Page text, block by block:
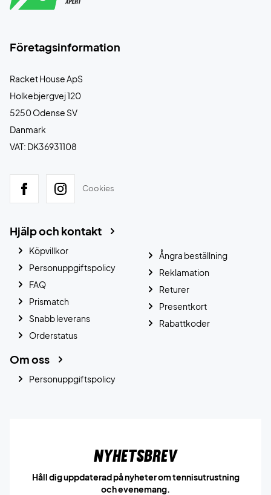
Företagsinformation
Racket House ApS
Holkebjergvej 120
5250 Odense SV
Danmark
VAT: DK36931108
Cookies
Hjälp och kontakt
Köpvillkor
Personuppgiftspolicy
FAQ
Prismatch
Snabb leverans
Orderstatus
Ångra beställning
Reklamation
Returer
Presentkort
Rabattkoder
Om oss
Personuppgiftspolicy
Nyhetsbrev
Håll dig uppdaterad på nyheter om tennisutrustning
och evenemang.